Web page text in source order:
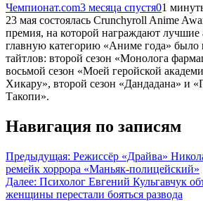
Чемпионат.com3 месяца спустя01
23 мая состоялась Crunchyroll Anime
премия, на которой награждают
главную категорию «Аниме года»
тайтлов: второй сезон «Монолога
восьмой сезон «Моей геройской
Хикару», второй сезон «Дандадана» и
Такопи».
Навигация по записям
Предыдущая: Режиссёр «Драйва»
ремейк хоррора «Маньяк-полицейский»
Далее: Психолог Евгений Кульгавчук
женщины перестали бояться развода